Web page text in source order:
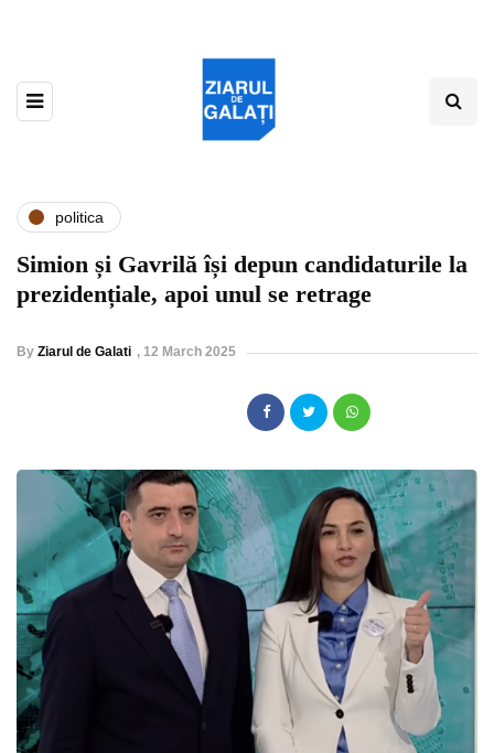
politica
Simion și Gavrilă își depun candidaturile la
prezidențiale, apoi unul se retrage
By Ziarul de Galati , 12 March 2025